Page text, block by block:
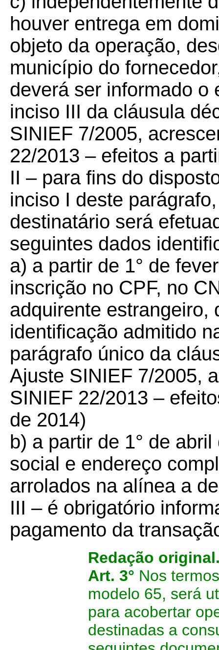
houver entrega em
objeto da operação,
município do
deverá ser informado o
inciso III da cláusula
SINIEF 7/2005,
22/2013 – efeitos a
II – para fins do
inciso I deste
destinatário será
seguintes dados
a) a partir de 1° de
inscrição no CPF, no
adquirente estrangeiro,
identificação admitido
parágrafo único da
Ajuste SINIEF 7/2005,
SINIEF 22/2013 –
de 2014)
b) a partir de 1° de
social e endereço
arrolados na alínea a
III – é obrigatório
pagamento da
Redação
Art. 3° Nos
modelo 65, será
para acobertar
destinadas a